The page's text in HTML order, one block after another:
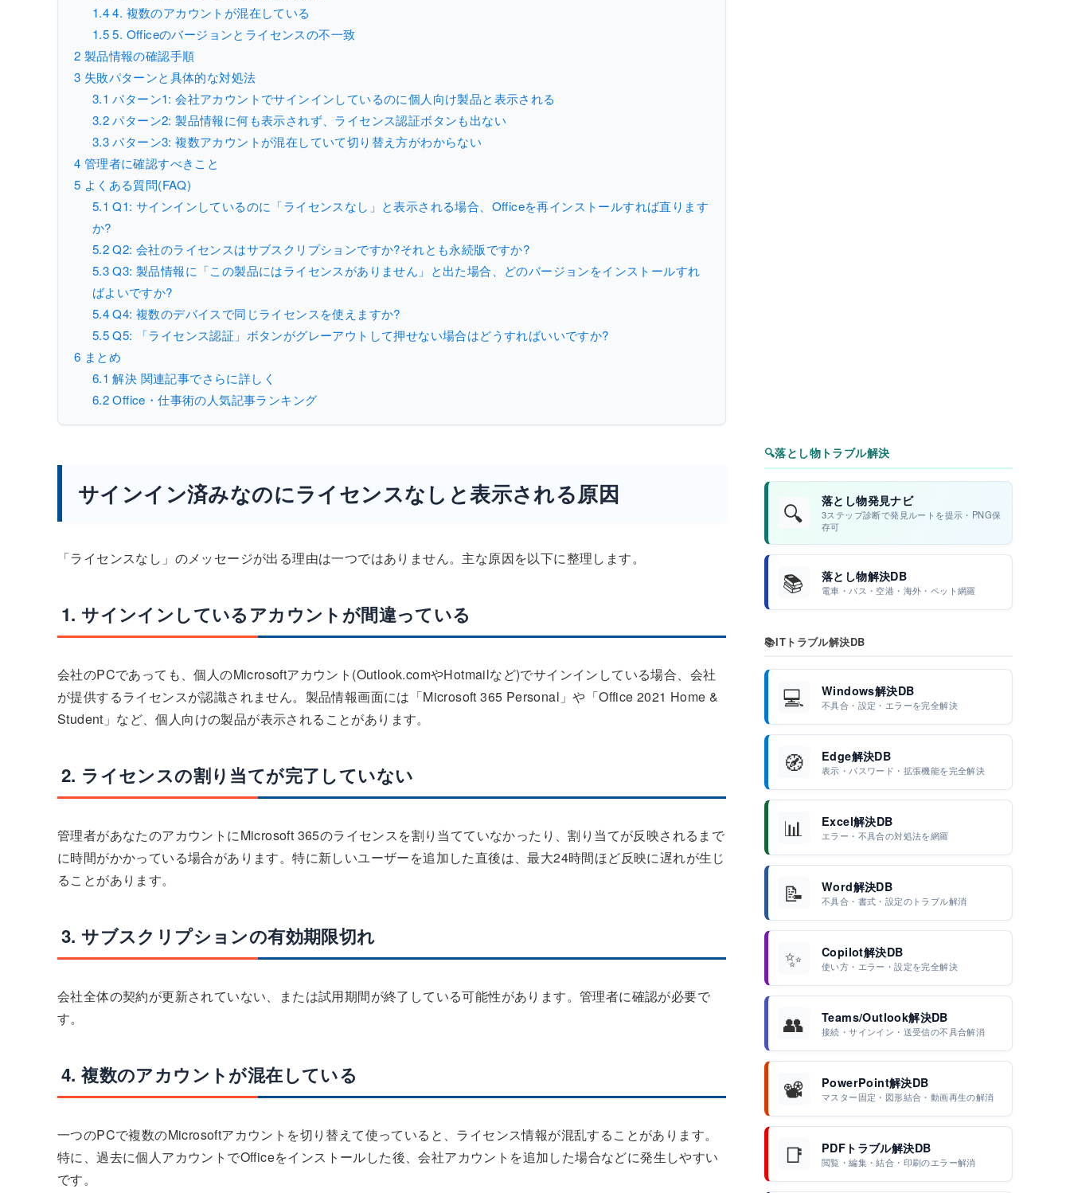
1.44. 複数のアカウントが混在している
1.55. Officeのバージョンとライセンスの不一致
2 製品情報の確認手順
3 失敗パターンと具体的な対処法
3.1 パターン1: 会社アカウントでサインインしているのに個人向け製品と表示される
3.2パターン2: 製品情報に何も表示されず、ライセンス認証ボタンも出ない
3.3パターン3: 複数アカウントが混在していて切り替え方がわからない
4 管理者に確認すべきこと
5 よくある質問(FAQ)
5.1 Q1: サインインしているのに「ライセンスなし」と表示される場合、Officeを再インストールすれば直ります
か?
5.2Q2: 会社のライセンスはサブスクリプションですか?それとも永続版ですか?
5.3Q3: 製品情報に「この製品にはライセンスがありません」と出た場合、どのバージョンをインストールすれ
ばよいですか?
5.4Q4: 複数のデバイスで同じライセンスを使えますか?
5.5Q5: 「ライセンス認証」ボタンがグレーアウトして押せない場合はどうすればいいですか?
6 まとめ
6.1 解決 関連記事でさらに詳しく
6.2Office・仕事術の人気記事ランキング
サインイン済みなのにライセンスなしと表示される原因
「ライセンスなし」のメッセージが出る理由は一つではありません。主な原因を以下に整理します。
1. サインインしているアカウントが間違っている
会社のPCであっても、個人のMicrosoftアカウント(Outlook.comやHotmailなど)でサインインしている場合、会社
が提供するライセンスが認識されません。製品情報画面には「Microsoft 365 Personal」や「Office 2021 Home &
Student」など、個人向けの製品が表示されることがあります。
2. ライセンスの割り当てが完了していない
管理者があなたのアカウントにMicrosoft 365のライセンスを割り当てていなかったり、割り当てが反映されるまで
に時間がかかっている場合があります。特に新しいユーザーを追加した直後は、最大24時間ほど反映に遅れが生じ
ることがあります。
3. サブスクリプションの有効期限切れ
会社全体の契約が更新されていない、または試用期間が終了している可能性があります。管理者に確認が必要で
す。
4. 複数のアカウントが混在している
一つのPCで複数のMicrosoftアカウントを切り替えて使っていると、ライセンス情報が混乱することがあります。
特に、過去に個人アカウントでOfficeをインストールした後、会社アカウントを追加した場合などに発生しやすい
です。
🔍落とし物トラブル解決
🔍 落とし物発見ナビ
3ステップ診断で発見ルートを提示・PNG保
存可
📚 落とし物解決DB
電車・バス・空港・海外・ペット網羅
📚ITトラブル解決DB
💻 Windows解決DB
不具合・設定・エラーを完全解決
🧭 Edge解決DB
表示・パスワード・拡張機能を完全解決
📊 Excel解決DB
エラー・不具合の対処法を網羅
📝 Word解決DB
不具合・書式・設定のトラブル解消
✨ Copilot解決DB
使い方・エラー・設定を完全解決
👥 Teams/Outlook解決DB
接続・サインイン・送受信の不具合解消
📽️ PowerPoint解決DB
マスター固定・図形結合・動画再生の解消
📑 PDFトラブル解決DB
閲覧・編集・結合・印刷のエラー解消